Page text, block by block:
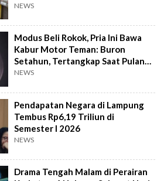
NEWS
Modus Beli Rokok, Pria Ini Bawa
Kabur Motor Teman: Buron
Setahun, Tertangkap Saat Pulang
Kampung
NEWS
Pendapatan Negara di Lampung
Tembus Rp6,19 Triliun di
Semester I 2026
NEWS
Drama Tengah Malam di Perairan